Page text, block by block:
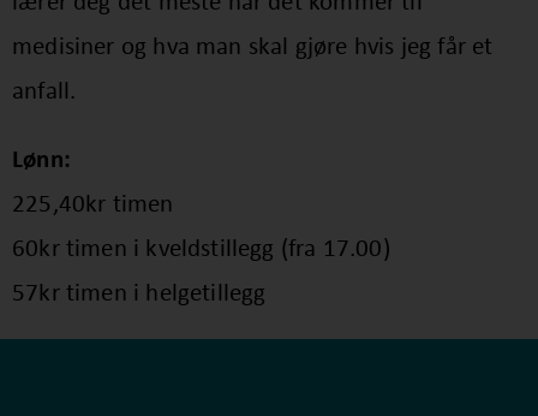
medisiner og hva man skal gjøre hvis jeg får et
anfall.
Lønn:
225,40kr timen
60kr timen i kveldstillegg (fra 17.00)
57kr timen i helgetillegg